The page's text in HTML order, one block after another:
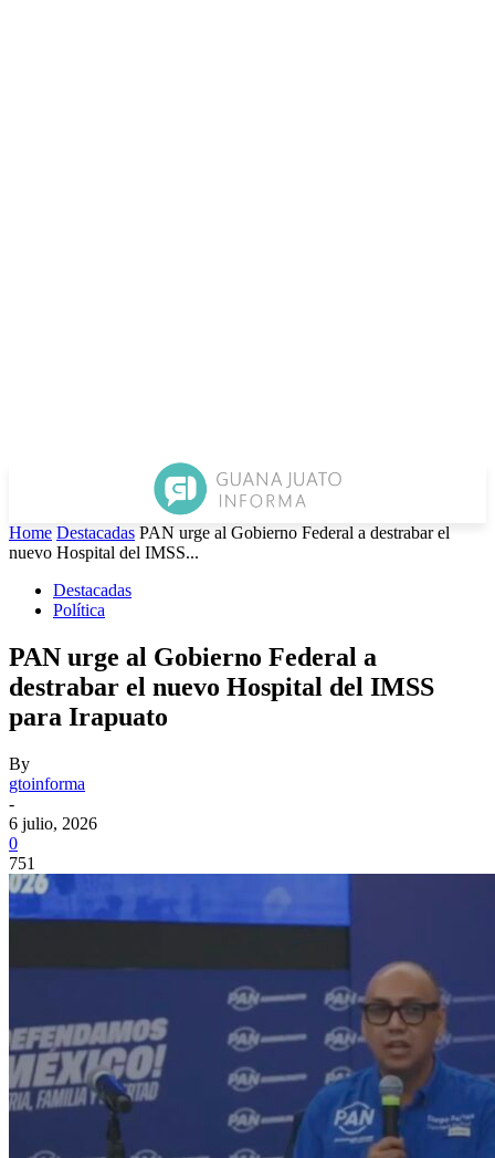
Home Destacadas PAN urge al Gobierno Federal a destrabar el
nuevo Hospital del IMSS...
Destacadas
Política
PAN urge al Gobierno Federal a
destrabar el nuevo Hospital del IMSS
para Irapuato
By
gtoinforma
-
6 julio, 2026
0
751